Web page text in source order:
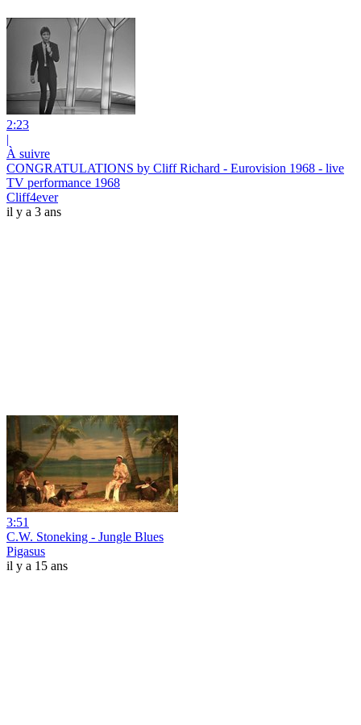
2:23
|
À suivre
CONGRATULATIONS by Cliff Richard - Eurovision 1968 - live
TV performance 1968
Cliff4ever
il y a 3 ans
3:51
C.W. Stoneking - Jungle Blues
Pigasus
il y a 15 ans